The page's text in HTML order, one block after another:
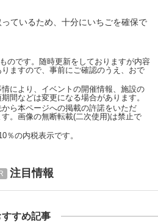
ているため、十分にいちごを確保で
のです。随時更新をしておりますが内容
ますので、事前にご確認のうえ、おで
により、イベントの開催情報、施設の
間などは変更になる場合があります。
ら本ページへの掲載の許諾をいただ
。画像の無断転載(二次使用)は禁止で
％の内税表示です。
注目情報
すすめ記事